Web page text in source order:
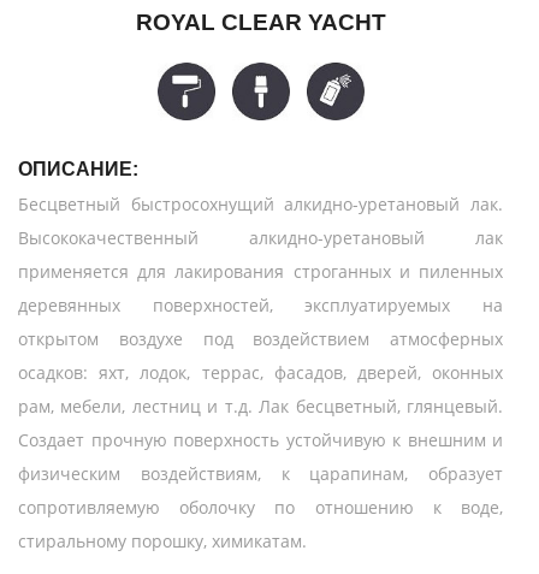
ROYAL CLEAR YACHT
ОПИСАНИЕ:
Бесцветный быстросохнущий алкидно-уретановый лак.
Высококачественный алкидно-уретановый лак
применяется для лакирования строганных и пиленных
деревянных поверхностей, эксплуатируемых на
открытом воздухе под воздействием атмосферных
осадков: яхт, лодок, террас, фасадов, дверей, оконных
рам, мебели, лестниц и т.д. Лак бесцветный, глянцевый.
Создает прочную поверхность устойчивую к внешним и
физическим воздействиям, к царапинам, образует
сопротивляемую оболочку по отношению к воде,
стиральному порошку, химикатам.